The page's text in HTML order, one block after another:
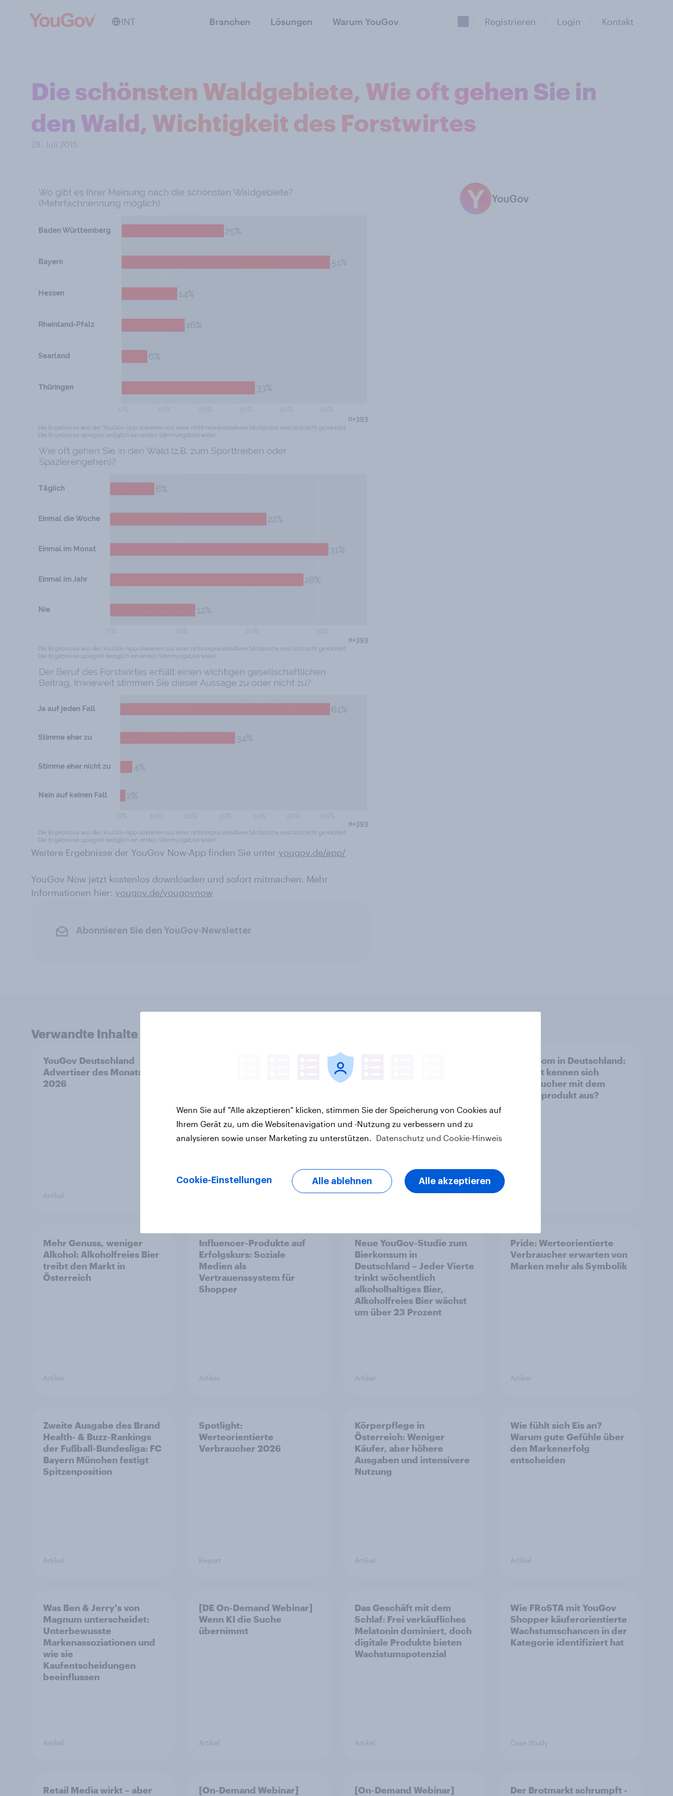
INT Branchen Lösungen Warum YouGov Registrieren Login Kontakt
Die schönsten Waldgebiete, Wie oft gehen Sie in
den Wald, Wichtigkeit des Forstwirtes
28. Juli 2015
Weitere Ergebnisse der YouGov Now-App finden Sie unter yougov.de/app/
YouGov Now jetzt kostenlos downloaden und sofort mitmachen. Mehr
Informationen hier: yougov.de/yougovnow
Abonnieren Sie den YouGov-Newsletter
YouGov
Verwandte Inhalte
YouGov Deutschland
Advertiser des Monats
2026
Artikel Artikel
ETF-Boom in Deutschland:
Wie gut kennen sich
Verbraucher mit dem
Anlageprodukt aus?
Mehr Genuss, weniger
Alkohol: Alkoholfreies Bier
treibt den Markt in
Österreich
Artikel
Influencer-Produkte auf
Erfolgskurs: Soziale
Medien als
Vertrauenssystem für
Shopper
Artikel
Neue YouGov-Studie zum
Bierkonsum in
Deutschland – Jeder Vierte
trinkt wöchentlich
alkoholhaltiges Bier,
Alkoholfreies Bier wächst
um über 23 Prozent
Artikel
Pride: Werteorientierte
Verbraucher erwarten von
Marken mehr als Symbolik
Artikel
Zweite Ausgabe des Brand
Health- & Buzz-Rankings
der Fußball-Bundesliga: FC
Bayern München festigt
Spitzenposition
Artikel
Spotlight:
Werteorientierte
Verbraucher 2026
Report
Körperpflege in
Österreich: Weniger
Käufer, aber höhere
Ausgaben und intensivere
Nutzung
Artikel
Wie fühlt sich Eis an?
Warum gute Gefühle über
den Markenerfolg
entscheiden
Artikel
Was Ben & Jerry's von
Magnum unterscheidet:
Unterbewusste
Markenassoziationen und
wie sie
Kaufentscheidungen
beeinflussen
Artikel
[DE On-Demand Webinar]
Wenn KI die Suche
übernimmt
Artikel
Das Geschäft mit dem
Schlaf: Frei verkäufliches
Melatonin dominiert, doch
digitale Produkte bieten
Wachstumspotenzial
Artikel
Wie FRoSTA mit YouGov
Shopper käuferorientierte
Wachstumschancen in der
Kategorie identifiziert hat
Case Study
Retail Media wirkt – aber
[On-Demand Webinar]
[On-Demand Webinar]
Der Brotmarkt schrumpft -
Wenn Sie auf "Alle akzeptieren" klicken, stimmen Sie der Speicherung von Cookies auf
Ihrem Gerät zu, um die Websitenavigation und -Nutzung zu verbessern und zu
analysieren sowie unser Marketing zu unterstützen. Datenschutz und Cookie-Hinweis
Cookie-Einstellungen Alle ablehnen Alle akzeptieren